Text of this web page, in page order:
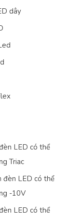
dây
LED có thể
Triac
đèn LED có thể
-10V
LED có thể